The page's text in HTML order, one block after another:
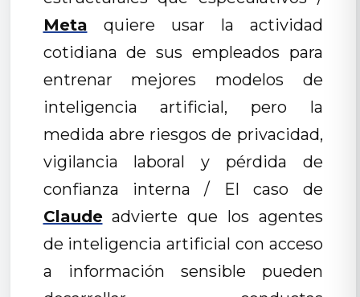
Meta quiere usar la actividad
cotidiana de sus empleados para
entrenar mejores modelos de
inteligencia artificial, pero la
medida abre riesgos de privacidad,
vigilancia laboral y pérdida de
confianza interna / El caso de
Claudeadvierte que los agentes
de inteligencia artificial con acceso
a información sensible pueden